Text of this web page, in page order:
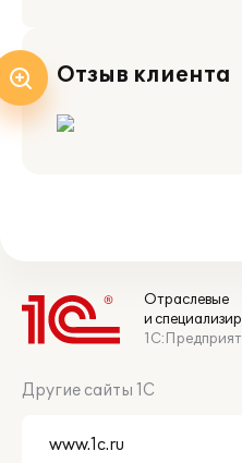
Отзыв клиента
Отраслевые
и
Другие сайты 1С